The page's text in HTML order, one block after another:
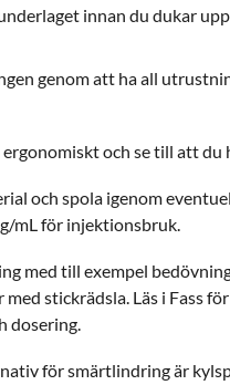
innan du dukar
genom att ha all
och se till att du
och spola igenom
mL för injektionsbruk.
med till exempel
med stickrädsla. Läs i Fass
dosering.
för smärtlindring är